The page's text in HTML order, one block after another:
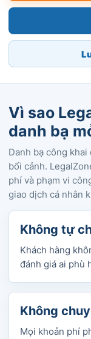
Vì sao
danh bạ
Danh bạ công
bối cảnh.
phí và phạm vi
giao dịch cá nhân
Không tự
Khách hàng
đánh giá ai phù
Không
Mọi khoản phí